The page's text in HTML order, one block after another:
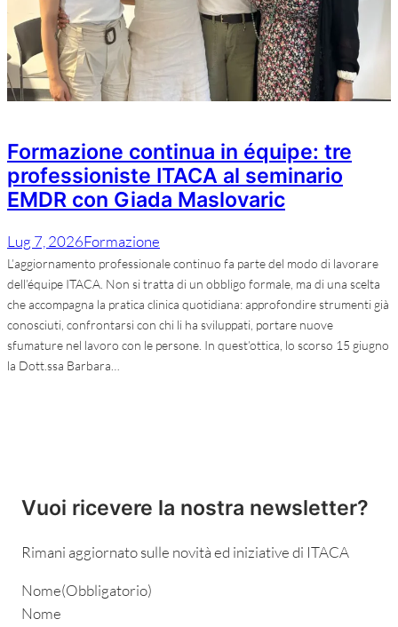
Formazione continua in équipe: tre
professioniste ITACA al seminario
EMDR con Giada Maslovaric
Lug 7, 2026Formazione
L’aggiornamento professionale continuo fa parte del modo di lavorare
dell’équipe ITACA. Non si tratta di un obbligo formale, ma di una scelta
che accompagna la pratica clinica quotidiana: approfondire strumenti già
conosciuti, confrontarsi con chi li ha sviluppati, portare nuove
sfumature nel lavoro con le persone. In quest’ottica, lo scorso 15 giugno
la Dott.ssa Barbara…
Vuoi ricevere la nostra newsletter?
Rimani aggiornato sulle novità ed iniziative di ITACA
Nome(Obbligatorio)
Nome